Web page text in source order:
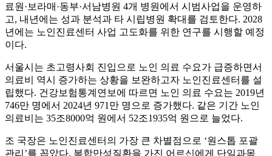
료원·보라매·동부·서남병원 4개 병원에서 시범사업을 운영하
고, 내년에는 성과 분석과 타 시립병원 확대를 검토한다. 2028
년에는 노인진료센터 사업 고도화를 위한 연구를 시행할 예정
이다.
서울시는 초고령사회 진입으로 노인 의료 수요가 급증하면서
의료비 역시 증가하는 상황을 보완하고자 노인진료센터를 설
립했다. 건강보험통계연보에 따르면 노인 의료 수요는 2019년
746만 명에서 2024년 971만 명으로 증가했다. 같은 기간 노인
의료비는 35조8000억 원에서 52조1935억 원으로 늘었다.
조 국장은 노인진료센터의 가장 큰 차별점으로 ‘원스톱 포괄
관리’를 꼽았다. 복합만성질환을 가진 어르신에게 단일과목